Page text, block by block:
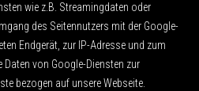
wie z.B. Streamingdaten oder
des Seitennutzers mit der Google-
Endgerät, zur IP-Adresse und zum
Daten von Google-Diensten zur
bezogen auf unsere Webseite.